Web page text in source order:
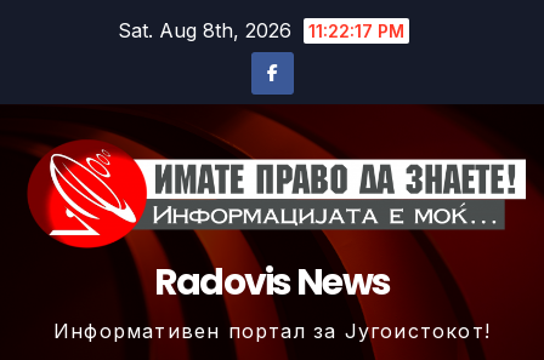
Sat. Aug 8th, 2026 11:22:20 PM
Radovis News
Информативен портал за Југоистокот!